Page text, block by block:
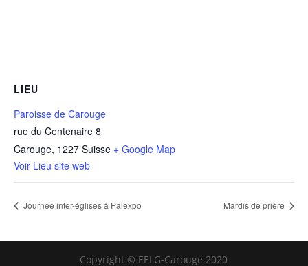
LIEU
Paroisse de Carouge
rue du Centenaire 8
Carouge, 1227 Suisse + Google Map
Voir Lieu site web
Journée inter-églises à Palexpo Mardis de prière
Copyright © EELG-Carouge 2020